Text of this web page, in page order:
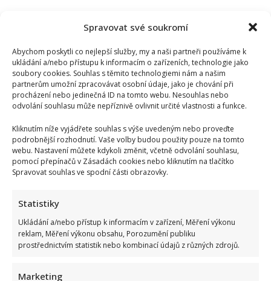
Spravovat své soukromí
Abychom poskytli co nejlepší služby, my a naši partneři používáme k
ukládání a/nebo přístupu k informacím o zařízeních, technologie jako
soubory cookies. Souhlas s těmito technologiemi nám a našim
partnerům umožní zpracovávat osobní údaje, jako je chování při
procházení nebo jedinečná ID na tomto webu. Nesouhlas nebo
odvolání souhlasu může nepříznivě ovlivnit určité vlastnosti a funkce.
Kliknutím níže vyjádřete souhlas s výše uvedeným nebo proveďte
podrobnější rozhodnutí. Vaše volby budou použity pouze na tomto
webu. Nastavení můžete kdykoli změnit, včetně odvolání souhlasu,
pomocí přepínačů v Zásadách cookies nebo kliknutím na tlačítko
Spravovat souhlas ve spodní části obrazovky.
Statistiky
Ukládání a/nebo přístup k informacím v zařízení, Měření výkonu
reklam, Měření výkonu obsahu, Porozumění publiku
prostřednictvím statistik nebo kombinací údajů z různých zdrojů.
Marketing
dostal
instrukce:
Dokument
„Jak
komunikovat
Petra
Pavla“
pobouřil
Dobrá zpráva pro fanoušky 7 pádů Honzy Dědka:
Oblíbený pořad by se měl vrátit na obrazovky
Po červnovém konci na Primě se kolem 7 pádů Honzy
Dědka rozhostilo ticho. Jenže pořad neskončil,
přesunul...
more